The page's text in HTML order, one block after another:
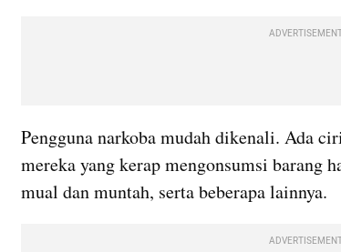
Pengguna narkoba mudah dikenali. Ada
mereka yang kerap mengonsumsi barang
mual dan muntah, serta beberapa lainnya.